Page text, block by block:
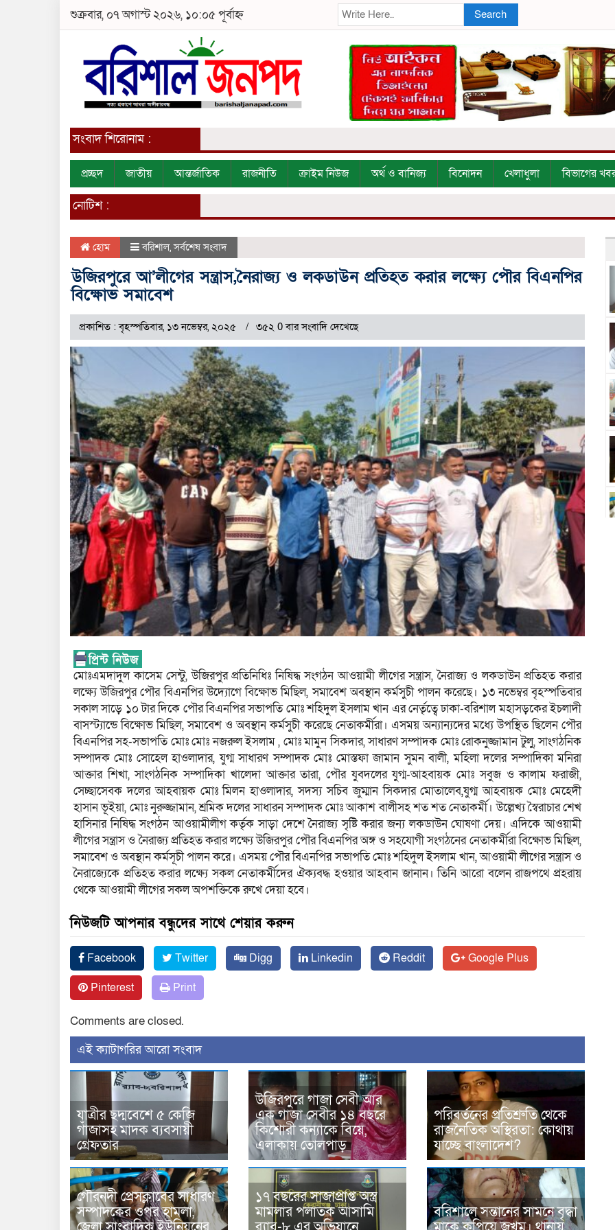
শুক্রবার, ০৭ অগাস্ট ২০২৬, ১০:০৫ পূর্বাহ্ন Search
সংবাদ শিরোনাম :
প্রচ্ছদ জাতীয় আন্তর্জাতিক রাজনীতি ক্রাইম নিউজ অর্থ ও বানিজ্য বিনোদন খেলাধুলা বিভাগের
নোটিশ :
হোম বরিশাল,সর্বশেষ সংবাদ
উজিরপুরে আ’লীগের সন্ত্রাস,নৈরাজ্য ও লকডাউন প্রতিহত করার লক্ষ্যে পৌর বিএনপির
বিক্ষোভ সমাবেশ
প্রকাশিত : বৃহস্পতিবার, ১৩ নভেম্বর, ২০২৫ ৩৫২ 0 বার সংবাদি দেখেছে
মোঃএমদাদুল কাসেম সেন্টু, উজিরপুর প্রতিনিধিঃ নিষিদ্ধ সংগঠন আওয়ামী লীগের সন্ত্রাস, নৈরাজ্য ও লকডাউন প্রতিহত করার
লক্ষ্যে উজিরপুর পৌর বিএনপির উদ্যোগে বিক্ষোভ মিছিল, সমাবেশ অবস্থান কর্মসুচী পালন করেছে। ১৩ নভেম্বর বৃহস্পতিবার
সকাল সাড়ে ১০ টার দিকে পৌর বিএনপির সভাপতি মোঃ শহিদুল ইসলাম খান এর নের্তৃত্বে ঢাকা-বরিশাল মহাসড়কের ইচলাদী
বাসস্ট্যান্ডে বিক্ষোভ মিছিল, সমাবেশ ও অবস্থান কর্মসুচী করেছে নেতাকর্মীরা। এসময় অন্যান্যদের মধ্যে উপস্থিত ছিলেন পৌর
বিএনপির সহ-সভাপতি মোঃ মোঃ নজরুল ইসলাম , মোঃ মামুন সিকদার, সাধারণ সম্পাদক মোঃ রোকনুজ্জামান টুলু, সাংগঠনিক
সম্পাদক মোঃ সোহেল হাওলাদার, যুগ্ম সাধারণ সম্পাদক মোঃ মোস্তফা জামান সুমন বালী, মহিলা দলের সম্পাদিকা মনিরা
আক্তার শিখা, সাংগঠনিক সম্পাদিকা খালেদা আক্তার তারা, পৌর যুবদলের যুগ্ম-আহবায়ক মোঃ সবুজ ও কালাম ফরাজী,
সেচ্ছাসেবক দলের আহবায়ক মোঃ মিলন হাওলাদার, সদস্য সচিব জুম্মান সিকদার মোতালেব,যুগ্ম আহবায়ক মোঃ মেহেদী
হাসান ভূইয়া, মোঃ নুরুজ্জামান, শ্রমিক দলের সাধারন সম্পাদক মোঃ আকাশ বালীসহ শত শত নেতাকর্মী। উল্লেখ্য স্বৈরাচার শেখ
হাসিনার নিষিদ্ধ সংগঠন আওয়ামীলীগ কর্তৃক সাড়া দেশে নৈরাজ্য সৃষ্টি করার জন্য লকডাউন ঘোষণা দেয়। এদিকে আওয়ামী
লীগের সন্ত্রাস ও নৈরাজ্য প্রতিহত করার লক্ষ্যে উজিরপুর পৌর বিএনপির অঙ্গ ও সহযোগী সংগঠনের নেতাকর্মীরা বিক্ষোভ মিছিল,
সমাবেশ ও অবস্থান কর্মসূচী পালন করে। এসময় পৌর বিএনপির সভাপতি মোঃ শহিদুল ইসলাম খান, আওয়ামী লীগের সন্ত্রাস ও
নৈরাজ্যেকে প্রতিহত করার লক্ষ্যে সকল নেতাকর্মীদের ঐক্যবদ্ধ হওয়ার আহবান জানান। তিনি আরো বলেন রাজপথে প্রহরায়
থেকে আওয়ামী লীগের সকল অপশক্তিকে রুখে দেয়া হবে।
নিউজটি আপনার বন্ধুদের সাথে শেয়ার করুন
Facebook Twitter Digg Linkedin Reddit
Google Plus
Pinterest
Print
Comments are closed.
‍এই ক্যাটাগরির ‍আরো সংবাদ
যাত্রীর ছদ্মবেশে ৫ কেজি
গাঁজাসহ মাদক ব্যবসায়ী
গ্রেফতার
উজিরপুরে গাজা সেবী আর
এক গাজা সেবীর ১৪ বছরে
কিশোরী কন্যাকে বিয়ে,
এলাকায় তোলপাড়
পরিবর্তনের প্রতিশ্রুতি থেকে
রাজনৈতিক অস্থিরতা: কোথায়
যাচ্ছে বাংলাদেশ?
গৌরনদী প্রেসক্লাবের সাধারণ
সম্পাদকের ওপর হামলা,
১৭ বছরের সাজাপ্রাপ্ত অস্ত্র
মামলার পলাতক আসামি
বরিশালে সন্তানের সামনে বৃদ্ধা